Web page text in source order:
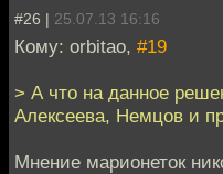
#26 | 25.07.13 16:16
Кому: orbitao, #19
> А что на данное
Алексеева, Немцов и
Мнение марионеток